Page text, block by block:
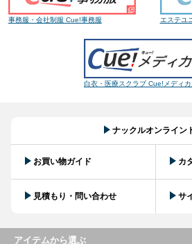
事務服・会社制服 Cue!事務服 エステユ
白衣・医療スクラブ Cue!メディ
ナックルオンライン
お買い物ガイド カ
見積もり・問い合わせ サ
アイテムから選ぶ